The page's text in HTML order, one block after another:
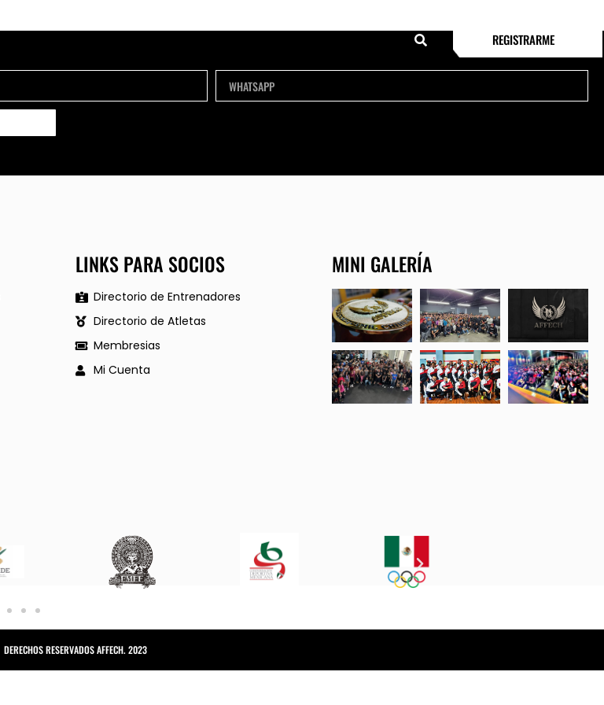
REGISTRARME
LINKS PARA SOCIOS
Directorio de Entrenadores
Directorio de Atletas
Membresias
Mi Cuenta
MINI GALERÍA
DERECHOS RESERVADOS AFFECH. 2023